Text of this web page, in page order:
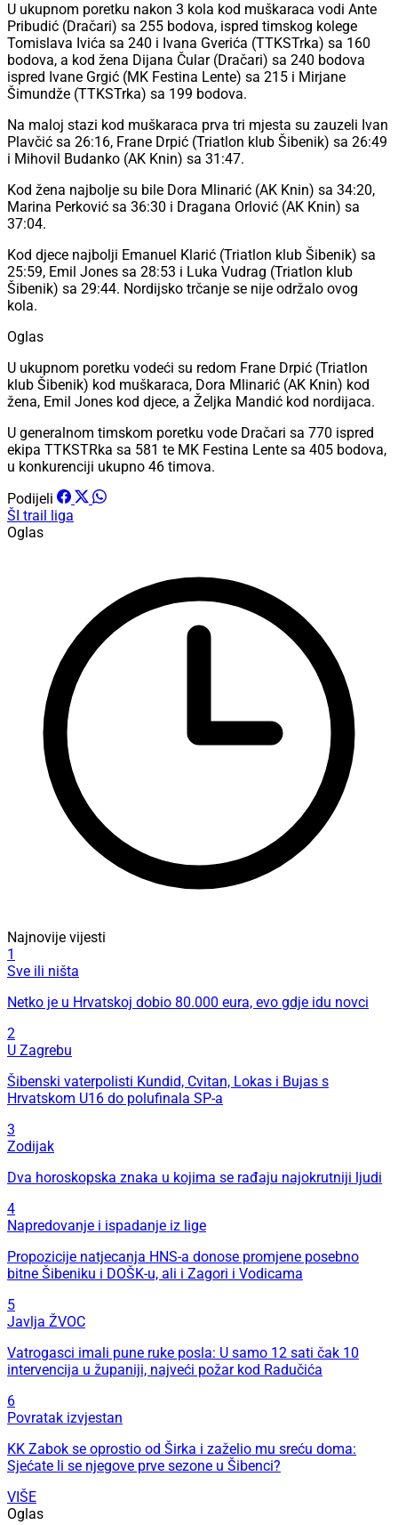
U ukupnom poretku nakon 3 kola kod muškaraca vodi Ante
Pribudić (Dračari) sa 255 bodova, ispred timskog kolege
Tomislava Ivića sa 240 i Ivana Gverića (TTKSTrka) sa 160
bodova, a kod žena Dijana Čular (Dračari) sa 240 bodova
ispred Ivane Grgić (MK Festina Lente) sa 215 i Mirjane
Šimundže (TTKSTrka) sa 199 bodova.
Na maloj stazi kod muškaraca prva tri mjesta su zauzeli Ivan
Plavčić sa 26:16, Frane Drpić (Triatlon klub Šibenik) sa 26:49
i Mihovil Budanko (AK Knin) sa 31:47.
Kod žena najbolje su bile Dora Mlinarić (AK Knin) sa 34:20,
Marina Perković sa 36:30 i Dragana Orlović (AK Knin) sa
37:04.
Kod djece najbolji Emanuel Klarić (Triatlon klub Šibenik) sa
25:59, Emil Jones sa 28:53 i Luka Vudrag (Triatlon klub
Šibenik) sa 29:44. Nordijsko trčanje se nije održalo ovog
kola.
Oglas
U ukupnom poretku vodeći su redom Frane Drpić (Triatlon
klub Šibenik) kod muškaraca, Dora Mlinarić (AK Knin) kod
žena, Emil Jones kod djece, a Željka Mandić kod nordijaca.
U generalnom timskom poretku vode Dračari sa 770 ispred
ekipa TTKSTRka sa 581 te MK Festina Lente sa 405 bodova,
u konkurenciji ukupno 46 timova.
Podijeli
ŠI trail liga
Oglas
Najnovije vijesti
1
Sve ili ništa
Netko je u Hrvatskoj dobio 80.000 eura, evo gdje idu novci
2
U Zagrebu
Šibenski vaterpolisti Kundid, Cvitan, Lokas i Bujas s
Hrvatskom U16 do polufinala SP-a
3
Zodijak
Dva horoskopska znaka u kojima se rađaju najokrutniji ljudi
4
Napredovanje i ispadanje iz lige
Propozicije natjecanja HNS-a donose promjene posebno
bitne Šibeniku i DOŠK-u, ali i Zagori i Vodicama
5
Javlja ŽVOC
Vatrogasci imali pune ruke posla: U samo 12 sati čak 10
intervencija u županiji, najveći požar kod Radučića
6
Povratak izvjestan
KK Zabok se oprostio od Širka i zaželio mu sreću doma:
Sjećate li se njegove prve sezone u Šibenci?
VIŠE
Oglas